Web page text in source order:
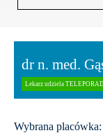
dr n. med.
Lekarz udziela
Wybrana placówka: